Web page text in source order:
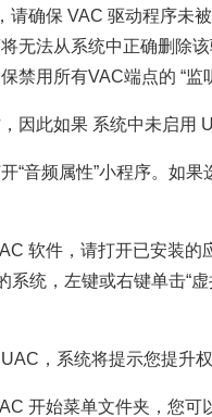
请确保 VAC 驱动程序未
无法从系统中正确删除
禁用所有VAC端点的 “监
因此如果 系统中未启用
“音频属性”小程序。如
软件，请打开已安装的
系统，左键或右键单击“
，系统将提示您提升
开始菜单文件夹，您可